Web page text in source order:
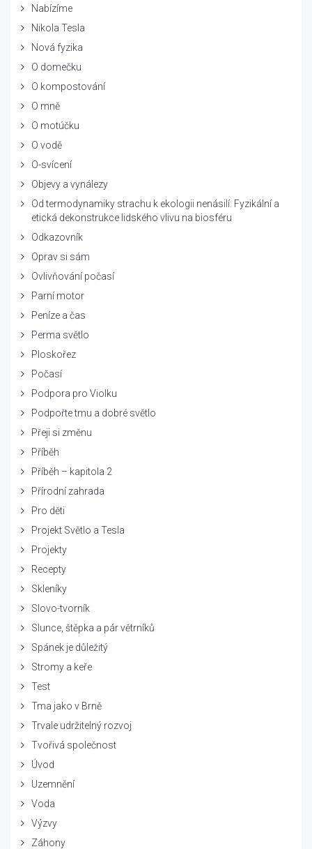
Nabízíme
Nikola Tesla
Nová fyzika
O domečku
O kompostování
O mně
O motúčku
O vodě
O-svícení
Objevy a vynálezy
Od termodynamiky strachu k ekologii nenásilí: Fyzikální a
etická dekonstrukce lidského vlivu na biosféru
Odkazovník
Oprav si sám
Ovlivňování počasí
Parní motor
Peníze a čas
Perma světlo
Ploskořez
Počasí
Podpora pro Violku
Podpořte tmu a dobré světlo
Přeji si změnu
Příběh
Příběh – kapitola 2
Přírodní zahrada
Pro děti
Projekt Světlo a Tesla
Projekty
Recepty
Skleníky
Slovo-tvorník
Slunce, štěpka a pár větrníků
Spánek je důležitý
Stromy a keře
Test
Tma jako v Brně
Trvale udržitelný rozvoj
Tvořivá společnost
Úvod
Uzemnění
Voda
Výzvy
Záhony